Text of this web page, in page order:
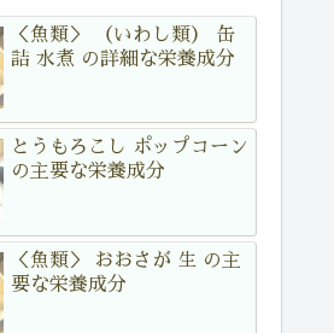
＜魚類＞ （いわし類） 缶
詰 水煮 の詳細な栄養成分
とうもろこし ポップコーン
の主要な栄養成分
＜魚類＞ おおさが 生 の主
要な栄養成分